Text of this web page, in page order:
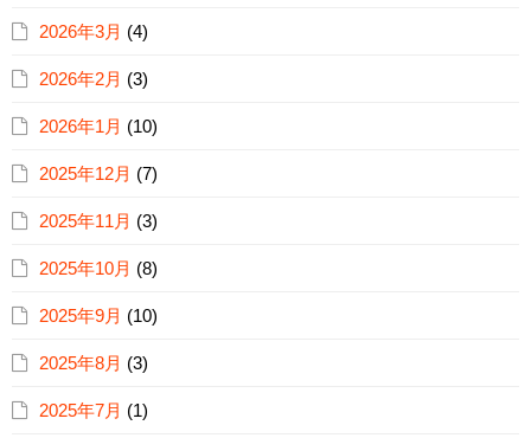
2026年3月 (4)
2026年2月 (3)
2026年1月 (10)
2025年12月 (7)
2025年11月 (3)
2025年10月 (8)
2025年9月 (10)
2025年8月 (3)
2025年7月 (1)